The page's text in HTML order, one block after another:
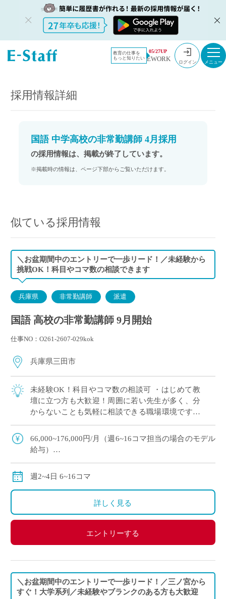
教育の仕事を
もっと知りたい
05/27UP
EWORK ログイン
教員採用情
報のイー・
採用情報
国語 中学高校の非常勤講師 4月採用
採用情報詳細
国語 中学高校の非常勤講師 4月採用
の採用情報は、掲載が終了しています。
※掲載時の情報は、ページ下部からご覧いただけます。
似ている採用情報
＼お盆期間中のエントリーで一歩リード！／未経験から
挑戦OK！科目やコマ数の相談できます
兵庫県 非常勤講師 派遣
国語 高校の非常勤講師 9月開始
仕事NO：O261-2607-029kok
兵庫県三田市
未経験OK！科目やコマ数の相談可 ・はじめて教
壇に立つ方も大歓迎！周囲に若い先生が多く、分
からないことも気軽に相談できる職場環境です。
も大歓迎！ご自身の得意やペースに合わせ […]
66,000~176,000円/月（週6~16コマ担当の場合のモデル
給与）
週2~4日 6~16コマ
詳しく見る
エントリーする
＼お盆期間中のエントリーで一歩リード！／三ノ宮から
すぐ！大学系列／未経験やブランクのある方も大歓迎